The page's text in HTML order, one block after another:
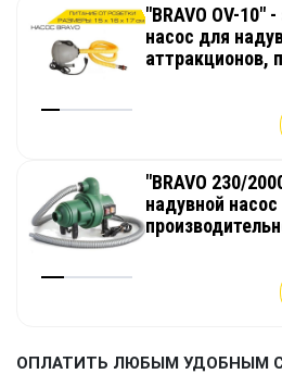
"BRAVO OV-10"
насос для
аттракционов,
"BRAVO 230/
надувной
изделий,
ОПЛАТИТЬ ЛЮБЫМ УДОБНЫМ